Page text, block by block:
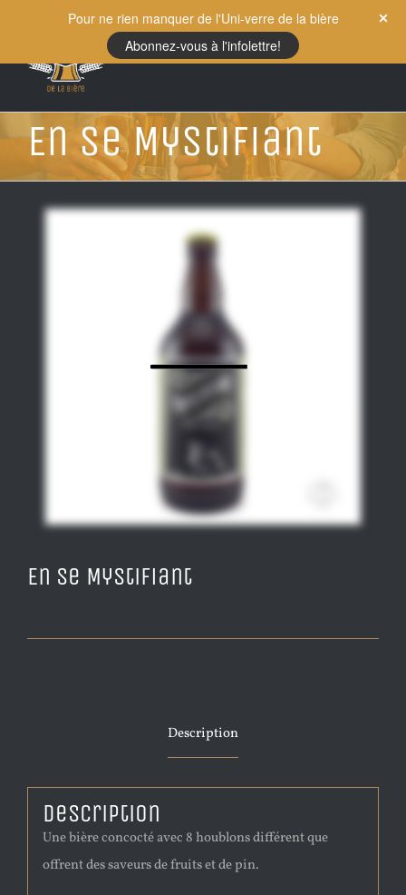
content
En Se Mystifiant
En Se Mystifiant
Description
Description
Une bière concocté avec 8 houblons différent que
offrent des saveurs de fruits et de pin.
Pour ne rien manquer de l'Uni-verre de la bière
Abonnez-vous à l'infolettre!